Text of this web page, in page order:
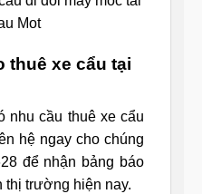
Mot
thuê xe cẩu tại
nhu cầu thuê xe cẩu
hệ ngay cho chúng
để nhận bảng báo
thị trường hiện nay.